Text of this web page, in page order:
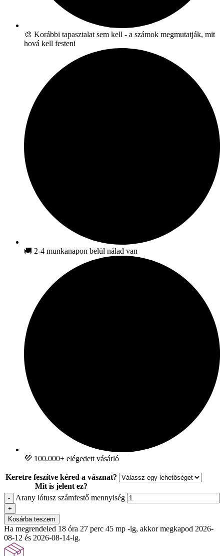
🎨 Korábbi tapasztalat sem kell - a számok megmutatják, mit
hová kell festeni
🚚 2-4 munkanapon belül nálad van
💜 100.000+ elégedett vásárló
Keretre feszítve kéred a vásznat?
Mit is jelent ez?
- Arany lótusz számfestő mennyiség
+
Kosárba teszem
Ha megrendeled 18 óra 27 perc 44 mp -ig, akkor megkapod 2026-
08-12 és 2026-08-14-ig.